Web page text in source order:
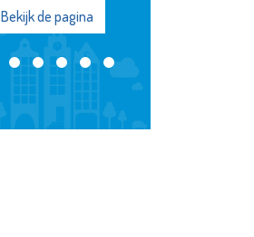
Bekijk de pagina